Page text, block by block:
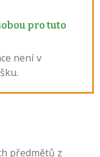
pro tuto
není v
předmětů z